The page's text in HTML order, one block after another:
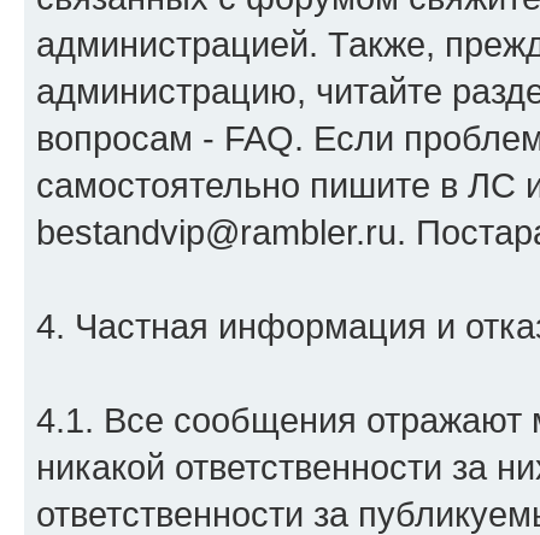
администрацией. Также,
администрацию, читайте
вопросам - FAQ. Если
самостоятельно пишите в ЛС
bestandvip@rambler.ru.
4. Частная информация и
4.1. Все сообщения отражают
никакой ответственности за
ответственности за